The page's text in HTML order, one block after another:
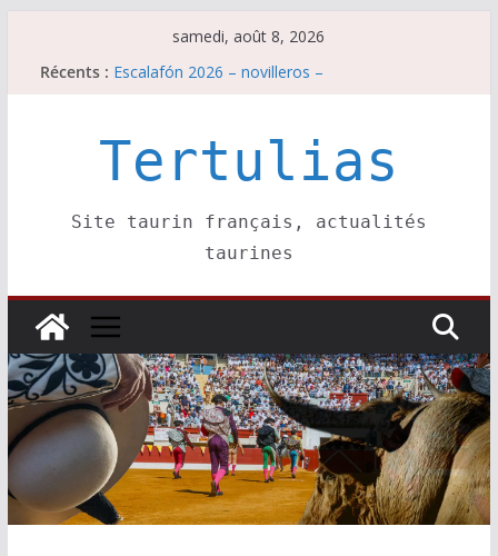
samedi, août 8, 2026
Récents : Escalafón 2026 – novilleros –
Les brèves du vendredi 7 août
Tertulias
Site taurin français, actualités
taurines